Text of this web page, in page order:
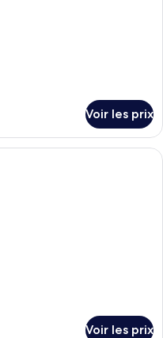
Voir les prix
salon élégant, doté d’un canapé
Voir les prix